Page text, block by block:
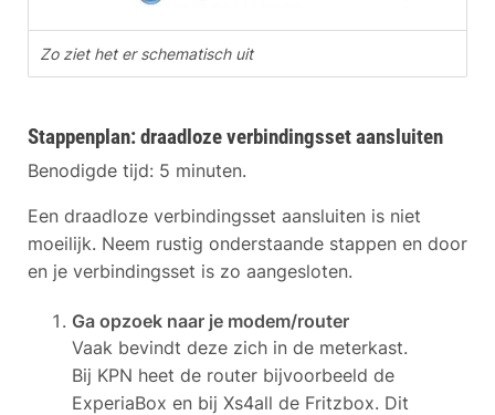
Zo ziet het er schematisch uit
Stappenplan: draadloze verbindingsset aansluiten
Benodigde tijd: 5 minuten.
Een draadloze verbindingsset aansluiten is niet
moeilijk. Neem rustig onderstaande stappen en door
en je verbindingsset is zo aangesloten.
Ga opzoek naar je modem/router
Vaak bevindt deze zich in de meterkast.
Bij KPN heet de router bijvoorbeeld de
ExperiaBox en bij Xs4all de Fritzbox. Dit